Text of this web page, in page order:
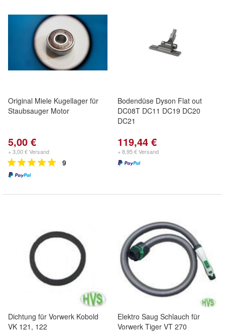
Original Miele Kugellager für
Staubsauger Motor
5,00 €
+ 3,00 € Versand
9
Bodendüse Dyson Flat out
DC08T DC11 DC19 DC20
DC21
119,44 €
+ 8,95 € Versand
Dichtung für Vorwerk Kobold
VK 121, 122
Elektro Saug Schlauch für
Vorwerk Tiger VT 270